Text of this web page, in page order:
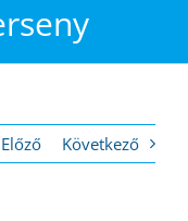
Előző Következő